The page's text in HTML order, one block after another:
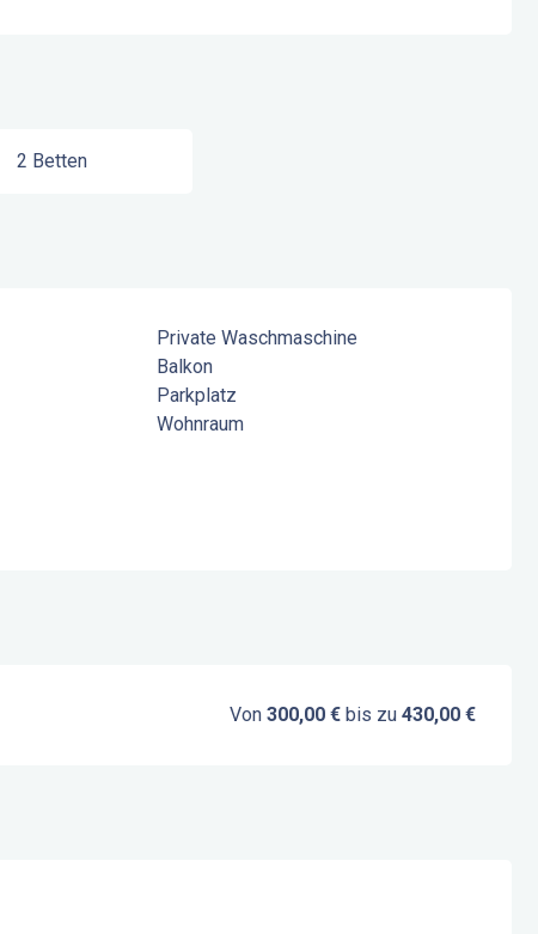
2 Betten
Private Waschmaschine
Balkon
Parkplatz
Wohnraum
Von300,00 € bis zu430,00 €